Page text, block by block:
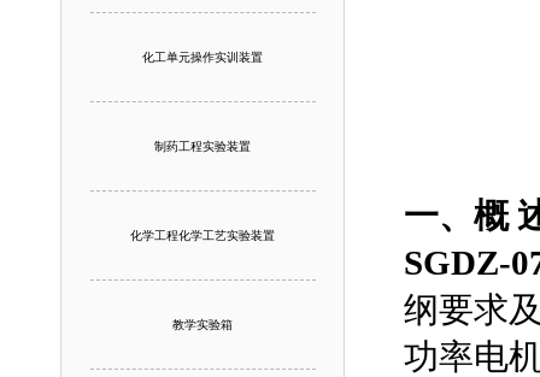
化工单元操作实训装置
制药工程实验装置
化学工程化学工艺实验装置
教学实验箱
一、概
SGDZ-
纲要求
功率电